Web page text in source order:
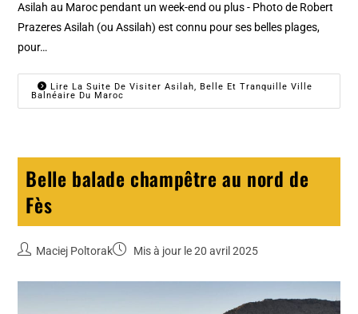
Asilah au Maroc pendant un week-end ou plus - Photo de Robert
Prazeres Asilah (ou Assilah) est connu pour ses belles plages,
pour…
Lire La Suite De Visiter Asilah, Belle Et Tranquille Ville
Balnéaire Du Maroc
Belle balade champêtre au nord de
Fès
Maciej Poltorak Mis à jour le 20 avril 2025